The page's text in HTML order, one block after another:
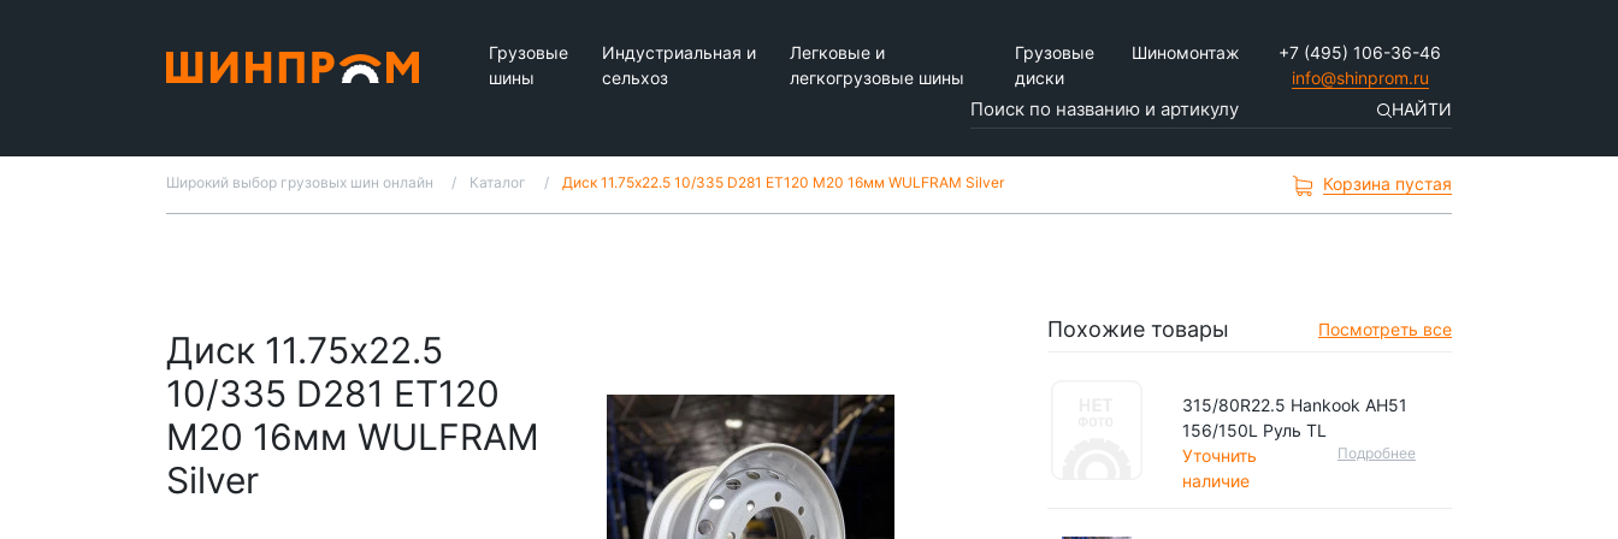
Грузовые
шины
Индустриальная и
сельхоз
Легковые и
легкогрузовые шины
Грузовые
диски
Шиномонтаж
+7 (495) 106-36-46
info@shinprom.ru
НАЙТИ
Широкий выбор грузовых шин онлайн Каталог Диск 11.75x22.5 10/335 D281 ET120 M20 16мм WULFRAM Silver Корзина пустая
Диск 11.75x22.5
10/335 D281 ET120
M20 16мм WULFRAM
Silver
Похожие товары Посмотреть все
315/80R22.5 Hankook AH51
156/150L Руль TL
Уточнить
наличие
Подробнее